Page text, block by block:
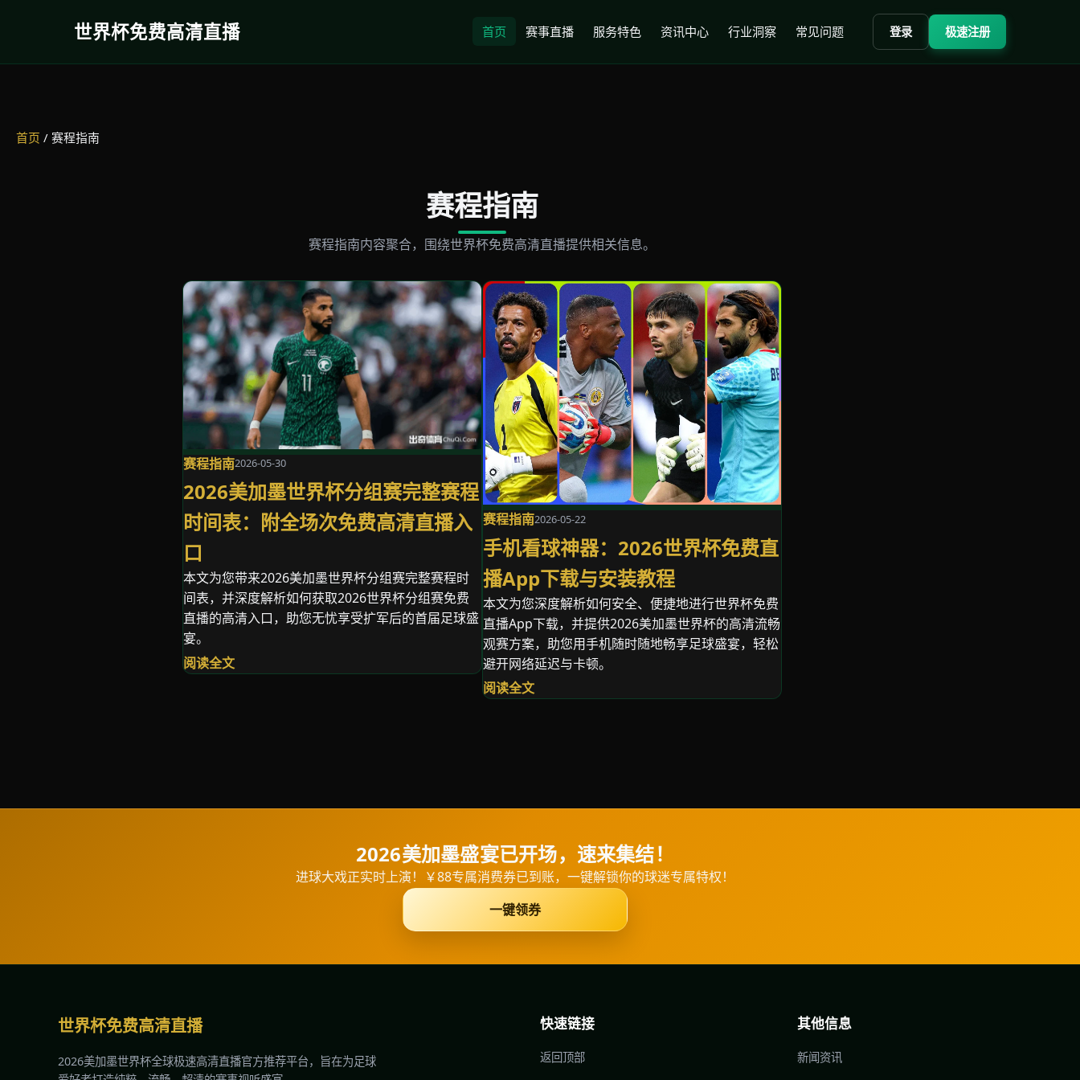
世界杯免费高清直播 首页 赛事直播 服务特色 资讯中心 行业洞察 常见问题 登录 极速注册
首页 / 赛程指南
赛程指南
赛程指南内容聚合，围绕世界杯免费高清直播提供相关信息。
赛程指南2026-05-30
2026美加墨世界杯分组赛完整赛程
时间表：附全场次免费高清直播入
口
本文为您带来2026美加墨世界杯分组赛完整赛程时
间表，并深度解析如何获取2026世界杯分组赛免费
直播的高清入口，助您无忧享受扩军后的首届足球盛
宴。
阅读全文
赛程指南2026-05-22
手机看球神器：2026世界杯免费直
播App下载与安装教程
本文为您深度解析如何安全、便捷地进行世界杯免费
直播App下载，并提供2026美加墨世界杯的高清流畅
观赛方案，助您用手机随时随地畅享足球盛宴，轻松
避开网络延迟与卡顿。
阅读全文
2026美加墨盛宴已开场，速来集结！
进球大戏正实时上演！￥88专属消费券已到账，一键解锁你的球迷专属特权！
一键领券
世界杯免费高清直播
2026美加墨世界杯全球极速高清直播官方推荐平台，旨在为足球
快速链接
返回顶部
其他信息
新闻资讯